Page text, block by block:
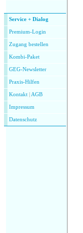
Service + Dialog
Premium-Login
Zugang bestellen
Kombi-Paket
GEG-Newsletter
Praxis-Hilfen
Kontakt AGB
Impressum
Datenschutz